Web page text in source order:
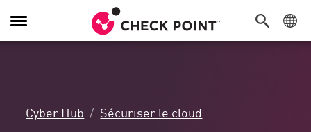
Navigation
dans
Cyber Hub
Sécuriser le cloud